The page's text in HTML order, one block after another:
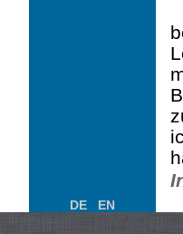
DE EN